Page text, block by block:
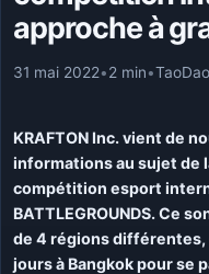
approche à
31 mai 2022•2 min•TaoDao
KRAFTON Inc. vient de
informations au sujet de
compétition esport
BATTLEGROUNDS. Ce
de 4 régions différentes,
jours à Bangkok pour se